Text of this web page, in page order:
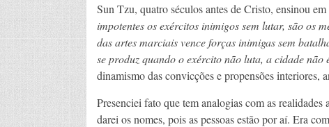
Sun Tzu, quatro séculos antes de Cristo, ensinou
impotentes os exércitos inimigos sem lutar, são os
das artes marciais vence forças inimigas sem
se produz quando o exército não luta, a cidade não
dinamismo das convicções e propensões interiores,
Presenciei fato que tem analogias com as
darei os nomes, pois as pessoas estão por aí. Era